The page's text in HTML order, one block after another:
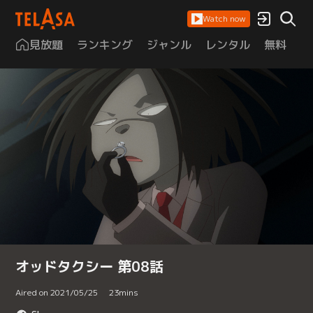
Watch now
見放題 ランキング ジャンル レンタル 無料
オッドタクシー 第08話
Aired on 2021/05/25 23mins